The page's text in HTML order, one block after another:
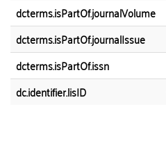
dcterms.isPartOf.journalVolume
dcterms.isPartOf.journalIssue
dcterms.isPartOf.issn
dc.identifier.lisID